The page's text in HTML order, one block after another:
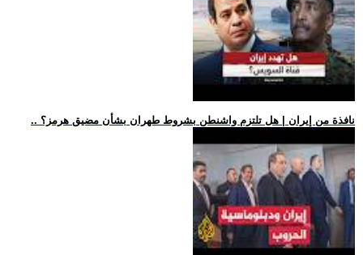
.. نافذة من إيران | هل تلتزم واشنطن بشروط طهران بشأن مضيق هرمز؟